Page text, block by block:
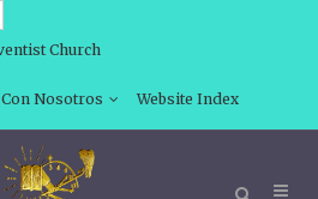
Church
Nosotros Website Index